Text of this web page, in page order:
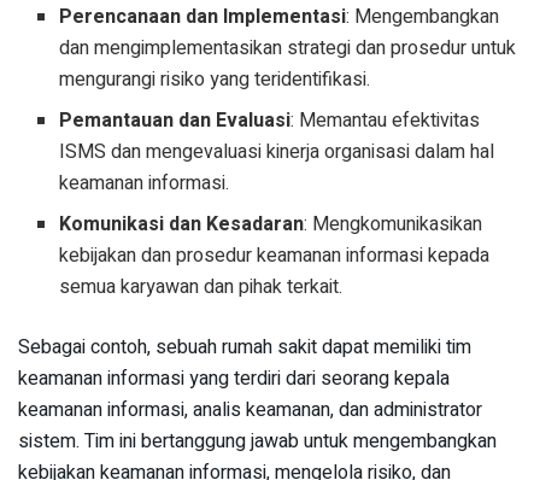
Perencanaan dan Implementasi: Mengembangkan
dan mengimplementasikan strategi dan prosedur untuk
mengurangi risiko yang teridentifikasi.
Pemantauan dan Evaluasi: Memantau efektivitas
ISMS dan mengevaluasi kinerja organisasi dalam hal
keamanan informasi.
Komunikasi dan Kesadaran: Mengkomunikasikan
kebijakan dan prosedur keamanan informasi kepada
semua karyawan dan pihak terkait.
Sebagai contoh, sebuah rumah sakit dapat memiliki tim
keamanan informasi yang terdiri dari seorang kepala
keamanan informasi, analis keamanan, dan administrator
sistem. Tim ini bertanggung jawab untuk mengembangkan
kebijakan keamanan informasi, mengelola risiko, dan